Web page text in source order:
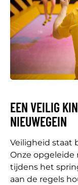
EEN VEILIG
NIEUWEGEIN
Veiligheid staat
Onze
tijdens het
aan de regels